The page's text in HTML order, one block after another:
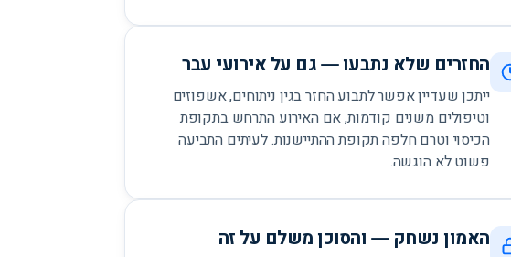
החזרים שלא נתבעו — גם על אירועי עבר
ייתכן שעדיין אפשר לתבוע החזר בגין ניתוחים, אשפוזים
וטיפולים משנים קודמות, אם האירוע התרחש בתקופת
הכיסוי וטרם חלפה תקופת ההתיישנות. לעיתים התביעה
פשוט לא הוגשה.
האמון נשחק — והסוכן משלם על זה